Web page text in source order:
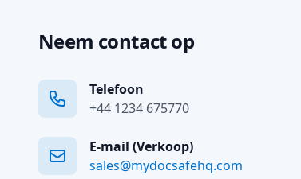
Neem contact op
Telefoon
+44 1234 675770
E-mail (Verkoop)
sales@mydocsafehq.com